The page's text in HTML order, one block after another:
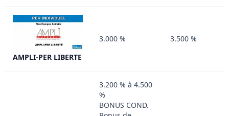
AMPLI-PER LIBERTE
3.000 % 3.500 %
3.200 % à 4.500
%
BONUS COND.